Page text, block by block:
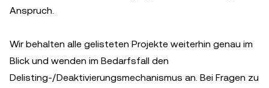
Anspruch.
Wir behalten alle gelisteten Projekte weiterhin genau im
Blick und wenden im Bedarfsfall den
Delisting-/Deaktivierungsmechanismus an. Bei Fragen zu